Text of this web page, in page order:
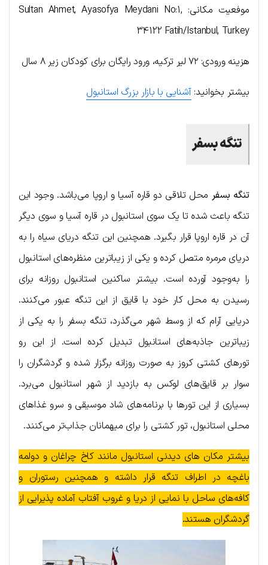
موفعیت مکانی: Sultan Ahmet, Ayasofya Meydani No:1,
34122 Fatih/Istanbul, Turkey
هزینه ورودی: ۷۲ لیر ترکیه، ورود رایگان برای کودکان زیر ۸ سال
بیشتر بخوانید:آشنایی با بازار بزرگ استانبول
تنگه بسفر
تنگه بسفر محل تلاقی دو قاره آسیا و اروپا می‌باشد. وجود این
تنگه باعث شده تا یک سوی استانبول در قاره آسیا و سوی دیگر
آن در قاره اروپا قرار بگیرد. همچنین این تنگه دریای سیاه را به
دریای مرمره متصل کرده و یکی از زیباترین منظره‌های استانبول
را به‌وجود آورده است. بیشتر ساکنین استانبول روزانه برای
رسیدن به محل کار خود با قایق از این تنگه عبور می‌کنند.
دریایی آرام که از وسط شهر می‌گذرد، تنگه بسفر را به یکی از
زیباترین جاذبه‌های استانبول تبدیل کرده است. از این رو
تورهای کشتی کروز به صورت روزانه برگزار شده و گردشگران را
سوار بر قایق‌های لوکس به بازدید از شهر استانبول می‌برد.
بسیاری از این تورها با برنامه‌های شاد موسیقی و سرو غذاهای
محلی استانبول، تور کشتی را برای میهمانان جذاب‌تر می‌کنند.
بیشتر مکان های دیدنی استانبول مانند کاخ چراغان و دولمه
باغچه در اطراف تنگه قرار داشته و همچنین رستوران و
کافه‌های ساحل با نمایی از دریا و غروب آفتاب آماده پذیرایی از
گردشگران هستند.